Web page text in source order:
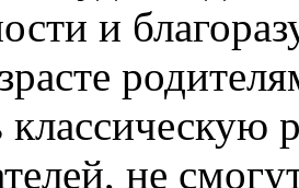
и
классическую
не